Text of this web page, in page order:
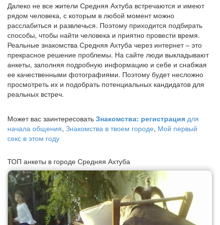
Далеко не все жители Средняя Ахтуба встречаются и имеют
рядом человека, с которым в любой момент можно
расслабиться и развлечься. Поэтому приходится подбирать
способы, чтобы найти человека и приятно провести время.
Реальные знакомства Средняя Ахтуба через интернет – это
прекрасное решение проблемы. На сайте люди выкладывают
анкеты, заполняя подробную информацию и себе и снабжая
ее качественными фотографиями. Поэтому будет несложно
просмотреть их и подобрать потенциальных кандидатов для
реальных встреч.
Может вас заинтересовать Знакомства: регистрация для
начала общения, Знакомства в твоем городе, Мой первый
секс в этом году
ТОП анкеты в городе Средняя Ахтуба